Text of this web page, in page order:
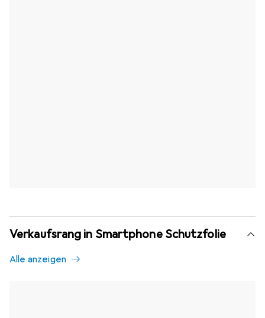
Verkaufsrang in Smartphone Schutzfolie
Alle anzeigen